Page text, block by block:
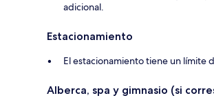
adicional.
Estacionamiento
El estacionamiento tiene un límite
Alberca, spa y gimnasio (si